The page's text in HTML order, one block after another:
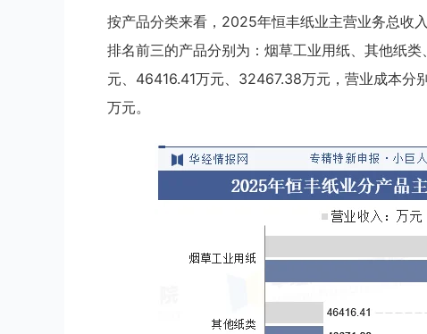
按产品分类来看，2025年恒丰纸业主营业务总收
排名前三的产品分别为：烟草工业用纸、其他纸
元、46416.41万元、32467.38万元，营业成本
万元。